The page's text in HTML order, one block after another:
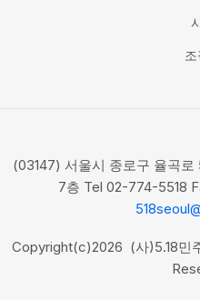
조
(03147) 서울시 종로구 율곡
7층 Tel 02-774-5518
Copyright(c)2026 (사)5.18민